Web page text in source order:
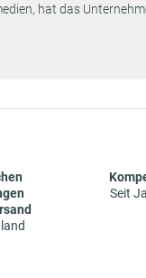
hat das
Ersatzteile. Die
- wir bieten Original-
von Erstausrüstern zu
bedeutet aber auch,
in unseren online-
gerne kontaktieren
Preisen.
Seit